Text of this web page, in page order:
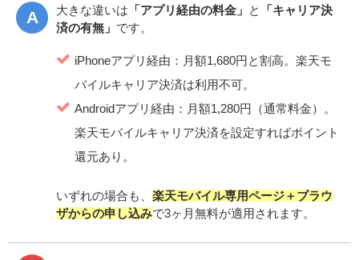
大きな違いは 「アプリ経由の料金」 と
「キャリア決
済の有無」 です。
iPhoneアプリ経由：月額1,680円と割高。楽天モ
バイルキャリア決済は利用不可。
Androidアプリ経由：月額1,280円（通常料金）。
楽天モバイルキャリア決済を設定すればポイント
還元あり。
いずれの場合も、 楽天モバイル専用ページ＋ブラウ
ザからの申し込みで3ヶ月無料が適用されます。